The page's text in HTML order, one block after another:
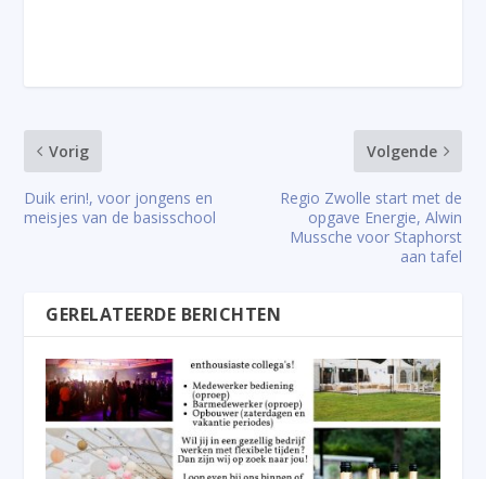
Vorig
Duik erin!, voor jongens en
meisjes van de basisschool
Volgende
Regio Zwolle start met de
opgave Energie, Alwin
Mussche voor Staphorst
aan tafel
GERELATEERDE BERICHTEN